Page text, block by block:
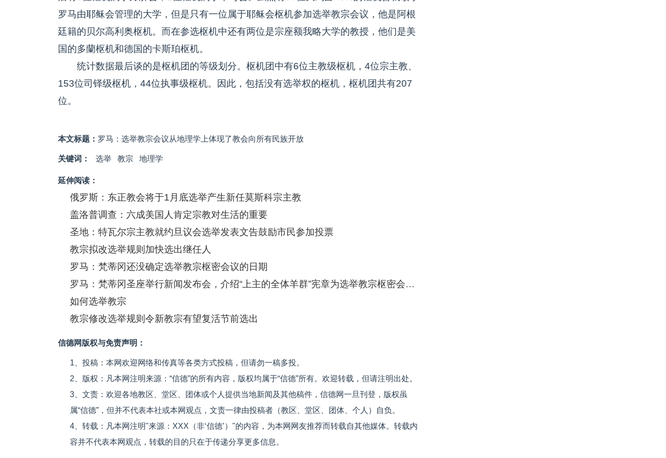
罗马由耶稣会管理的大学，但是只有一位属于耶稣会枢机参加选举教宗会议，他是阿根
廷籍的贝尔高利奥枢机。而在参选枢机中还有两位是宗座额我略大学的教授，他们是美
国的多蘭枢机和德国的卡斯珀枢机。
统计数据最后谈的是枢机团的等级划分。枢机团中有6位主教级枢机，4位宗主教、
153位司铎级枢机，44位执事级枢机。因此，包括没有选举权的枢机，枢机团共有207
位。
本文标题： 罗马：选举教宗会议从地理学上体现了教会向所有民族开放
关键词： 选举 教宗 地理学
延伸阅读：
俄罗斯：东正教会将于1月底选举产生新任莫斯科宗主教
盖洛普调查：六成美国人肯定宗教对生活的重要
圣地：特瓦尔宗主教就约旦议会选举发表文告鼓励市民参加投票
教宗拟改选举规则加快选出继任人
罗马：梵蒂冈还没确定选举教宗枢密会议的日期
罗马：梵蒂冈圣座举行新闻发布会，介绍“上主的全体羊群”宪章为选举教宗枢密会议定的规则
如何选举教宗
教宗修改选举规则令新教宗有望复活节前选出
信德网版权与免责声明：
1、投稿：本网欢迎网络和传真等各类方式投稿，但请勿一稿多投。
2、版权：凡本网注明来源：“信德”的所有内容，版权均属于“信德”所有。欢迎转载，但请注明出处。
3、文责：欢迎各地教区、堂区、团体或个人提供当地新闻及其他稿件，信德网一旦刊登，版权虽
属“信德”，但并不代表本社或本网观点，文责一律由投稿者（教区、堂区、团体、个人）自负。
4、转载：凡本网注明"来源：XXX（非‘信德’）"的内容，为本网网友推荐而转载自其他媒体。转载内
容并不代表本网观点，转载的目的只在于传递分享更多信息。